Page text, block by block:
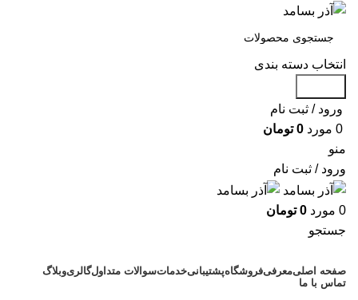
انتخاب دسته بندی
ورود / ثبت نام
0 مورد 0 تومان
منو
ورود / ثبت نام
0 مورد 0 تومان
جستجو
صفحه اصلیمعرفیفروشگاهپشتیبانیخدماتسوالات متداولگالریوبلاگ
تماس با ما